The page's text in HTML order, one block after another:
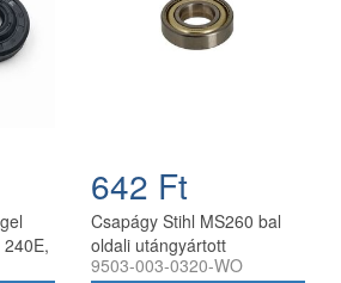
642 Ft
Csapágy Stihl MS260 bal
oldali utángyártott
9503-003-0320-WO